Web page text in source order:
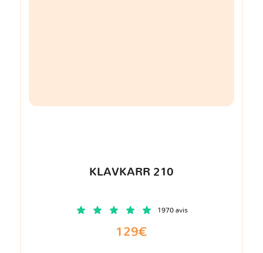
KLAVKARR 210
1970 avis
129€